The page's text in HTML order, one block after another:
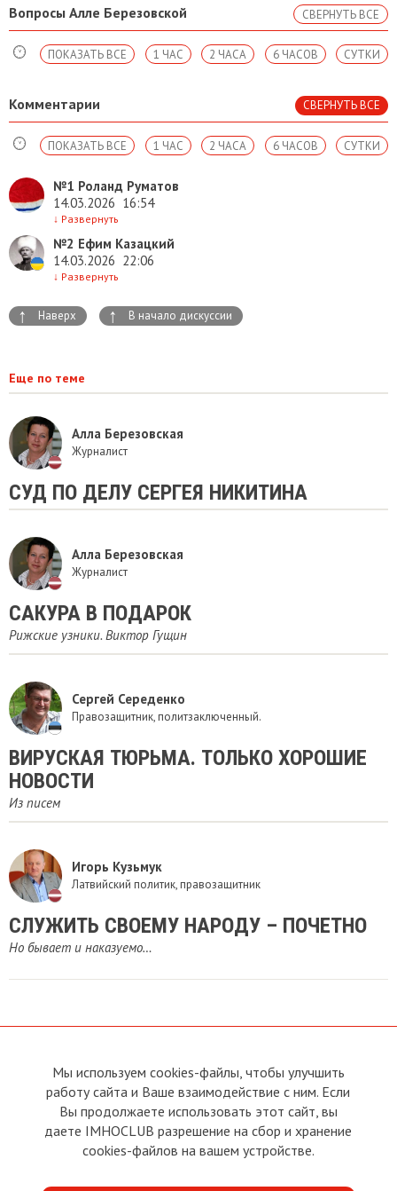
Вопросы Алле Березовской СВЕРНУТЬ ВСЕ
СУТКИ
6 ЧАСОВ
2 ЧАСА
1 ЧАС
ПОКАЗАТЬ ВСЕ
Комментарии СВЕРНУТЬ ВСЕ
СУТКИ
6 ЧАСОВ
2 ЧАСА
1 ЧАС
ПОКАЗАТЬ ВСЕ
№1 Роланд Руматов
14.03.2026 16:54
↓ Развернуть
№2 Ефим Казацкий
14.03.2026 22:06
↓ Развернуть
↑ Наверх ↑ В начало дискуссии
Еще по теме
Алла Березовская
Журналист
СУД ПО ДЕЛУ СЕРГЕЯ НИКИТИНА
Алла Березовская
Журналист
САКУРА В ПОДАРОК
Рижские узники. Виктор Гущин
Сергей Середенко
Правозащитник, политзаключенный.
ВИРУСКАЯ ТЮРЬМА. ТОЛЬКО ХОРОШИЕ
НОВОСТИ
Из писем
Игорь Кузьмук
Латвийский политик, правозащитник
СЛУЖИТЬ СВОЕМУ НАРОДУ – ПОЧЕТНО
Но бывает и наказуемо…
О сайте
Условия пользования
Политика конфиденциальности
Прямая связь с
Председателем
Прямая связь c членами клуба
Реклама
Контакты
Мы используем cookies-файлы, чтобы улучшить
работу сайта и Ваше взаимодействие с ним. Если
Вы продолжаете использовать этот сайт, вы
даете IMHOCLUB разрешение на сбор и хранение
cookies-файлов на вашем устройстве.